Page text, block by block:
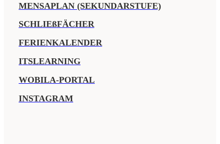
MENSAPLAN (SEKUNDARSTUFE)
SCHLIEßFÄCHER
FERIENKALENDER
ITSLEARNING
WOBILA-PORTAL
INSTAGRAM